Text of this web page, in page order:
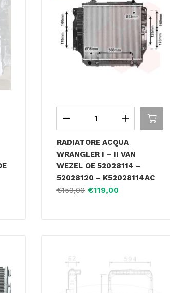
RADIATORE ACQUA
WRANGLER I – II VAN
WEZEL OE 52028114 –
52028120 – K52028114AC
€159,00 €119,00